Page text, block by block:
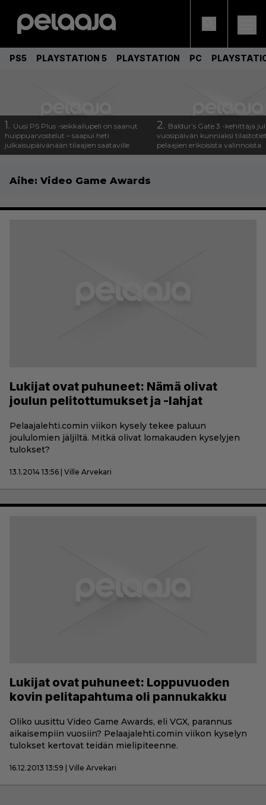
PS5 PLAYSTATION 5 PLAYSTATION PC
1. Uusi PS Plus -seikkailupeli on saanut
huippuarvostelut – saapui heti
julkaisupäivänään tilaajien saataville
2. Baldur’s Gate 3 -kehittäjä
vuosipäivän kunniaksi
pelaajien erikoisista valinnoista
Aihe: Video Game Awards
Lukijat ovat puhuneet: Nämä olivat
joulun pelitottumukset ja -lahjat
Pelaajalehti.comin viikon kysely tekee paluun
joululomien jäljiltä. Mitkä olivat lomakauden kyselyjen
tulokset?
13.1.2014 13:56 | Ville Arvekari
Lukijat ovat puhuneet: Loppuvuoden
kovin pelitapahtuma oli pannukakku
Oliko uusittu Video Game Awards, eli VGX, parannus
aikaisempiin vuosiin? Pelaajalehti.comin viikon kyselyn
tulokset kertovat teidän mielipiteenne.
16.12.2013 13:59 | Ville Arvekari